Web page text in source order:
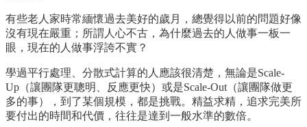
有些老人家時常緬懷過去美好的歲月，總覺得以前的問題好像
沒有現在嚴重；所謂人心不古，為什麼過去的人做事一板一
眼，現在的人做事浮誇不實？
學過平行處理、分散式計算的人應該很清楚，無論是Scale-
Up（讓團隊更聰明、反應更快）或是Scale-Out（讓團隊做更
多的事），到了某個規模，都是挑戰。精益求精，追求完美所
要付出的時間和代價，往往是達到一般水準的數倍。